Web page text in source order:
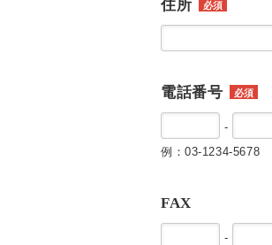
住所 必須
電話番号 必須
-
例：03-1234-5678
FAX
-